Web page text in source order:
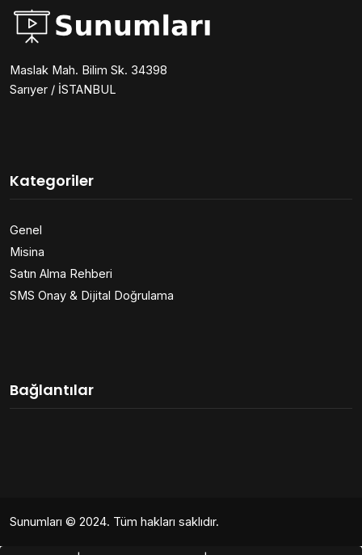
Maslak Mah. Bilim Sk. 34398
Sarıyer / İSTANBUL
Kategoriler
Genel
Misina
Satın Alma Rehberi
SMS Onay & Dijital Doğrulama
Bağlantılar
Sunumları © 2024. Tüm hakları saklıdır.